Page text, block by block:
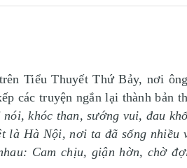
Tiểu Thuyết Thứ Bảy, nơi
các truyện ngắn lại thành bản
khóc than, sướng vui, đau
Hà Nội, nơi ta đã sống nhiều
Cam chịu, giận hờn, chờ